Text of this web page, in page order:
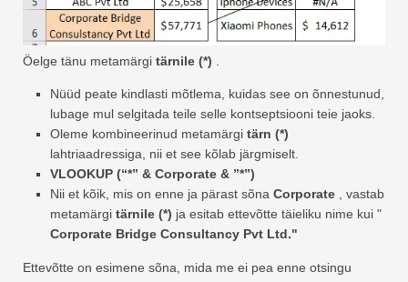
Öelge tänu metamärgi tärnile (*)
Nüüd peate kindlasti mõtlema, kuidas see on õnnestunud,
lubage mul selgitada teile selle kontseptsiooni teie jaoks.
Oleme kombineerinud metamärgi tärn (*)
lahtriaadressiga, nii et see kõlab järgmiselt.
VLOOKUP (“*” & Corporate & ”*”)
Nii et kõik, mis on enne ja pärast sõna Corporate , vastab
metamärgi tärnile (*) ja esitab ettevõtte täieliku nime kui "
Corporate Bridge Consultancy Pvt Ltd."
Ettevõtte on esimene sõna, mida me ei pea enne otsingu